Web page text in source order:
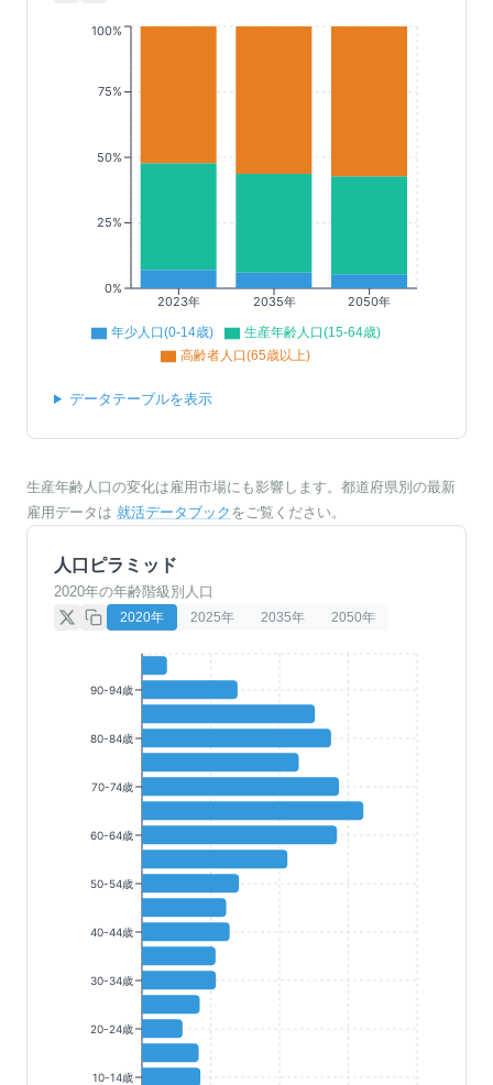
2023年 2035年 2050年
0%
25%
50%
75%
100%
年少人口(0-14歳)
生産年齢人口(15-64歳)
高齢者人口(65歳以上)
データテーブルを表示
生産年齢人口の変化は雇用市場にも影響します。都道府県別の最新
雇用データは 就活データブック をご覧ください。
人口ピラミッド
2020年の年齢階級別人口
2020年 2025年 2035年 2050年
90-94歳
80-84歳
70-74歳
60-64歳
50-54歳
40-44歳
30-34歳
20-24歳
10-14歳